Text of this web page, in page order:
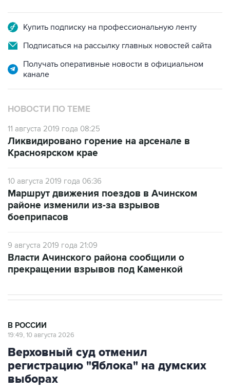
Купить подписку на профессиональную ленту
Подписаться на рассылку главных новостей сайта
Получать оперативные новости в официальном
канале
НОВОСТИ ПО ТЕМЕ
11 августа 2019 года 08:25
Ликвидировано горение на арсенале в
Красноярском крае
10 августа 2019 года 06:36
Маршрут движения поездов в Ачинском
районе изменили из-за взрывов
боеприпасов
9 августа 2019 года 21:09
Власти Ачинского района сообщили о
прекращении взрывов под Каменкой
В РОССИИ
19:49, 10 августа 2026
Верховный суд отменил
регистрацию "Яблока" на думских
выборах